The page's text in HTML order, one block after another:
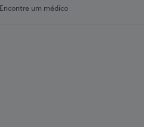
Encontre um médico